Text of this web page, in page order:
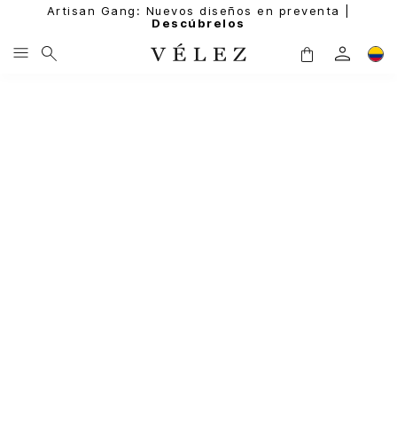
Artisan Gang: Nuevos diseños en preventa |
Descúbrelos